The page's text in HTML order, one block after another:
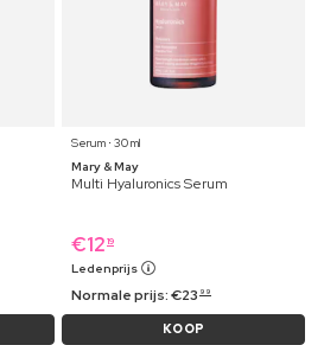
Serum ⋅ 30 ml
Mary & May
Multi Hyaluronics Serum
€12 19
Ledenprijs
Normale prijs:€23 99
KOOP